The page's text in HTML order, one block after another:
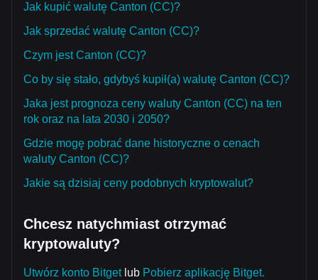
Jak kupić walutę Canton (CC)?
Jak sprzedać walutę Canton (CC)?
Czym jest Canton (CC)?
Co by się stało, gdybyś kupił(a) walutę Canton (CC)?
Jaka jest prognoza ceny waluty Canton (CC) na ten
rok oraz na lata 2030 i 2050?
Gdzie mogę pobrać dane historyczne o cenach
waluty Canton (CC)?
Jakie są dzisiaj ceny podobnych kryptowalut?
Chcesz natychmiast otrzymać
kryptowaluty?
Utwórz konto Bitgetlub Pobierz aplikację Bitget.